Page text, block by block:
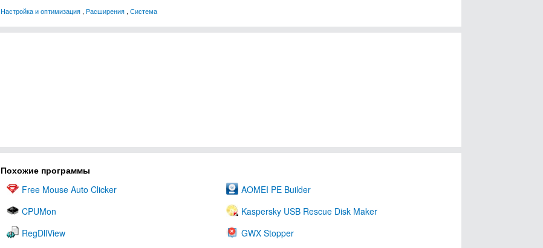
Настройка и оптимизация , Расширения , Система
Похожие программы
Free Mouse Auto Clicker
AOMEI PE Builder
CPUMon
Kaspersky USB Rescue Disk Maker
RegDllView
GWX Stopper